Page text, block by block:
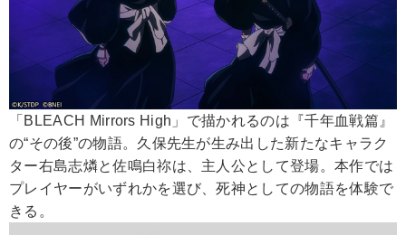
「BLEACH Mirrors High」で描かれるのは『千年血戦篇』
の“その後”の物語。久保先生が生み出した新たなキャラク
ター右島志燐と佐鳴白祢は、主人公として登場。本作では
プレイヤーがいずれかを選び、死神としての物語を体験で
きる。